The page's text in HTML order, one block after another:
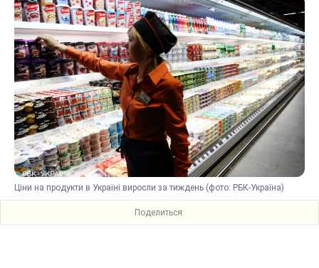
Ціни на продукти в Україні виросли за тиждень (фото: РБК-Україна)
Поделиться: